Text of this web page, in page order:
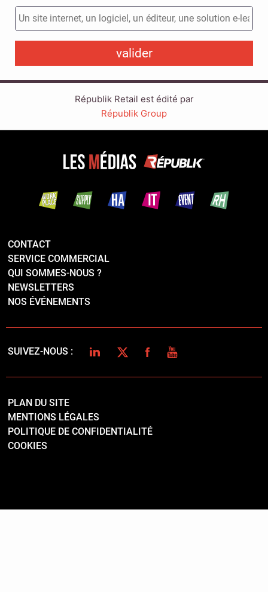
valider
Républik Retail est édité par
Républik Group
CONTACT
SERVICE COMMERCIAL
QUI SOMMES-NOUS ?
NEWSLETTERS
NOS ÉVÉNEMENTS
SUIVEZ-NOUS : LINKEDINTWITTERFACEBOOK
YOUTUBE
PLAN DU SITE
MENTIONS LÉGALES
POLITIQUE DE CONFIDENTIALITÉ
COOKIES